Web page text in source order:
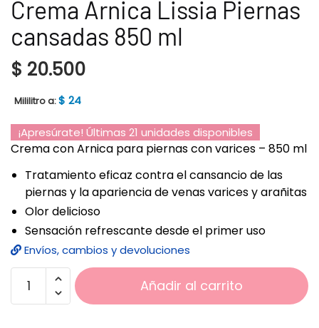
Crema Arnica Lissia Piernas
cansadas 850 ml
$ 20.500
Mililitro a:$ 24
¡Apresúrate! Últimas 21 unidades disponibles
Crema con Arnica para piernas con varices – 850 ml
Tratamiento eficaz contra el cansancio de las
piernas y la apariencia de venas varices y arañitas
Olor delicioso
Sensación refrescante desde el primer uso
Envíos, cambios y devoluciones
Añadir al carrito